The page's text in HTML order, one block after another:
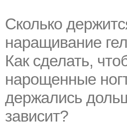
Сколько
наращивание
Как сделать,
нарощенные
держались
зависит?